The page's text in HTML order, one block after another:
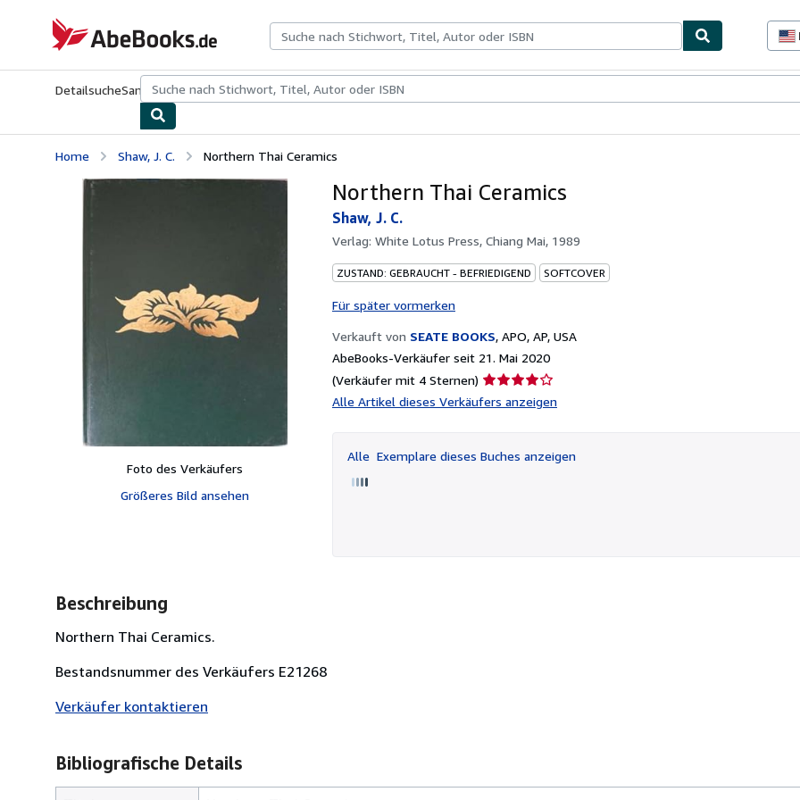
AbeBooks.de
DetailsucheSammlungenAntiquarische BücherKunst & Sammlerstücke
Home Shaw, J. C. Northern Thai Ceramics
Foto des Verkäufers
Größeres Bild ansehen
Northern Thai Ceramics
Shaw, J. C.
Verlag: White Lotus Press, Chiang Mai, 1989
ZUSTAND: GEBRAUCHT - BEFRIEDIGEND SOFTCOVER
Für später vormerken
Verkauft von SEATE BOOKS, APO, AP, USA
AbeBooks-Verkäufer seit 21. Mai 2020
(Verkäufer mit 4 Sternen) Verkäuferbewertung
4
Sternen
Alle Artikel dieses Verkäufers anzeigen
Alle Exemplare dieses Buches anzeigen
Beschreibung
Northern Thai Ceramics.
Bestandsnummer des Verkäufers E21268
Verkäufer kontaktieren
Bibliografische Details